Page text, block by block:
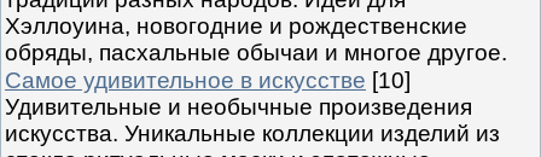
Хэллоуина, новогодние и рождественские
обряды, пасхальные обычаи и многое другое.
Самое удивительное в искусстве [10]
Удивительные и необычные произведения
искусства. Уникальные коллекции изделий из